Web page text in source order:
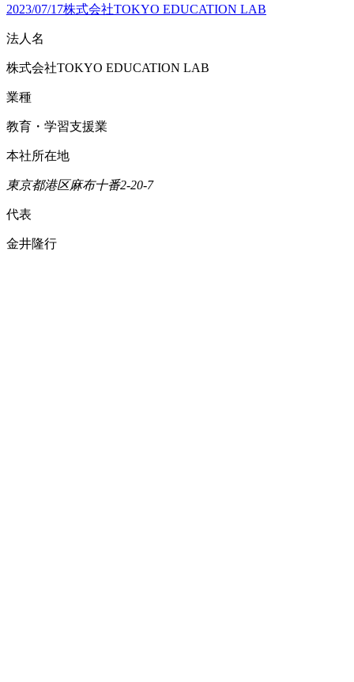
2023/07/17株式会社TOKYO EDUCATION LAB
法人名
株式会社TOKYO EDUCATION LAB
業種
教育・学習支援業
本社所在地
東京都港区麻布十番2-20-7
代表
金井隆行